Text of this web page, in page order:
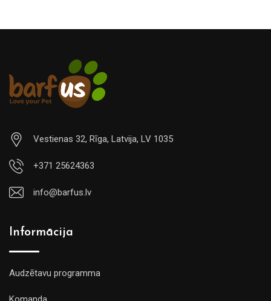
Vestienas 32, Rīga, Latvija, LV 1035
+371 25624363
info@barfus.lv
Informācija
Audzētavu programma